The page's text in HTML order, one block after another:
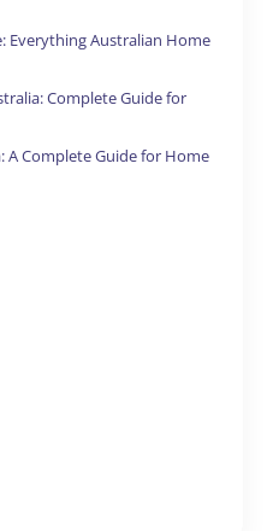
Everything Australian Home
Complete Guide for
A Complete Guide for Home